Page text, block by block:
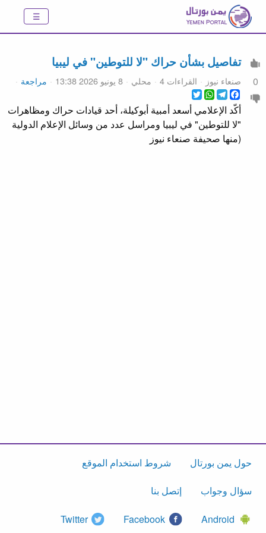
0
تفاصيل بشأن حراك "لا للتوطين" في ليبيا
صنعاء نيوز القراءات 4 محلي 8 يونيو 2026 13:38
مراجعة
Twitter
WhatsApp
Telegram
Facebook
أكّد الإعلامي أسعد أمبية أبوكيلة، أحد قيادات حراك ومظاهرات
"لا للتوطين" في ليبيا ومراسل عدد من وسائل الإعلام الدولية
(منها صحيفة صنعاء نيوز
حول يمن بورتال شروط استخدام الموقع
سؤال وجواب إتصل بنا
Android
Facebook
Twitter